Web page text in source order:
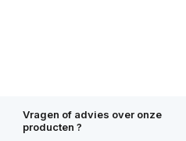
Vragen of advies over onze
producten ?